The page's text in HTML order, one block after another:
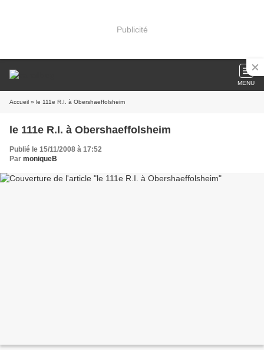
Publicité
MENU
Accueil » le 111e R.I. à Obershaeffolsheim
le 111e R.I. à Obershaeffolsheim
Publié le 15/11/2008 à 17:52
Par moniqueB